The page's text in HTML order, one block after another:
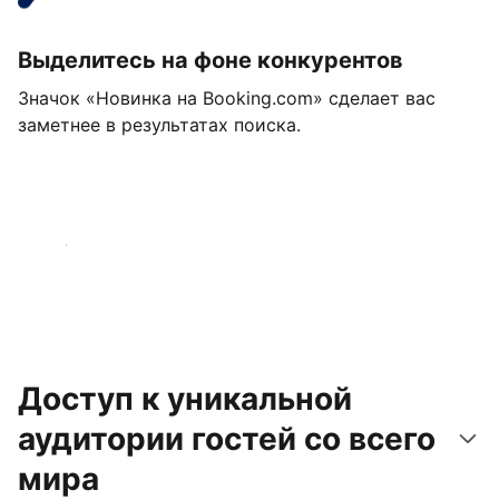
Выделитесь на фоне конкурентов
Значок «Новинка на Booking.com» сделает вас
заметнее в результатах поиска.
Начать
Доступ к уникальной
аудитории гостей со всего
мира